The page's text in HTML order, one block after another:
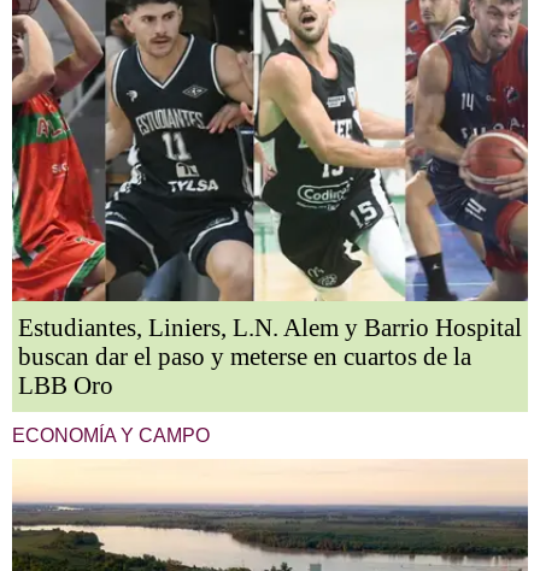
Estudiantes, Liniers, L.N. Alem y Barrio Hospital
buscan dar el paso y meterse en cuartos de la
LBB Oro
ECONOMÍA Y CAMPO